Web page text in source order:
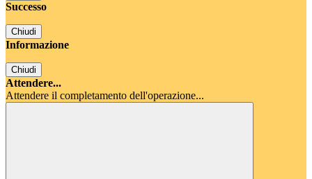
Successo
Chiudi
Informazione
Chiudi
Attendere...
Attendere il completamento dell'operazione...